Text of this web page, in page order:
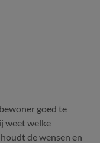
goed te
weet welke
de wensen en